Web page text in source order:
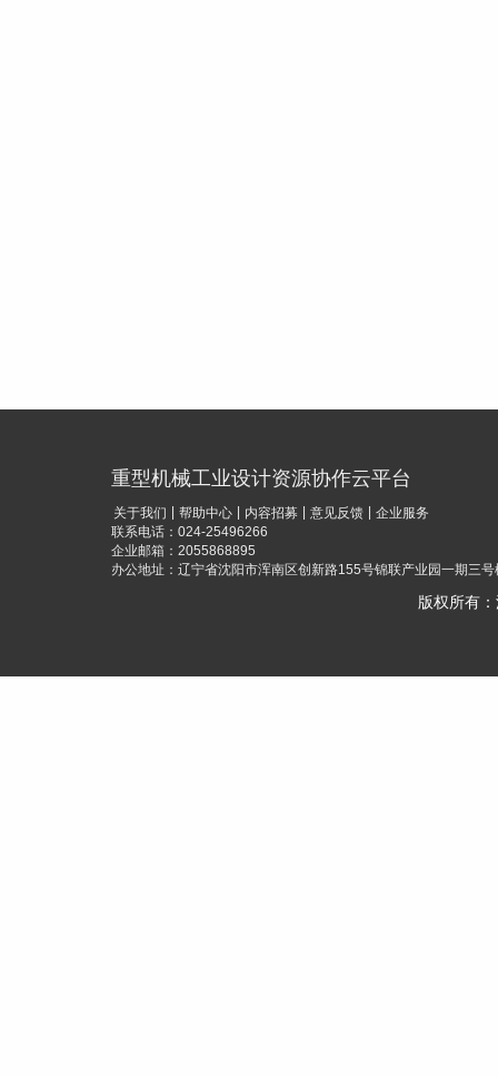
重型机械工业设计资源协作云平台
关于我们 帮助中心 内容招募 意见反馈
企业服务
联系电话：024-25496266
企业邮箱：2055868895
办公地址：辽宁省沈阳市浑南区创新路155号锦联产业园一期三
版权所有